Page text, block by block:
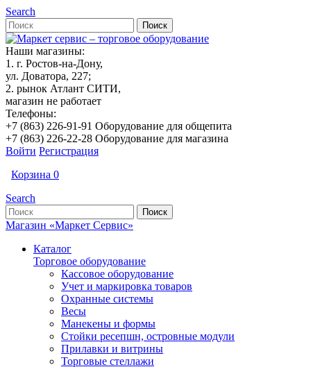
Search
Наши магазины:
1. г. Ростов-на-Дону,
ул. Доватора, 227;
2. рынок Атлант СИТИ,
магазин не работает
Телефоны:
+7 (863) 226-91-91 Оборудование для общепита
+7 (863) 226-22-28 Оборудование для магазина
Войти Регистрация
Корзина 0
Search
Магазин «Маркет Сервис»
Каталог
Торговое оборудование
Кассовое оборудование
Учет и маркировка товаров
Охранные системы
Весы
Манекены и формы
Стойки ресепшн, островные модули
Прилавки и витрины
Торговые стеллажи